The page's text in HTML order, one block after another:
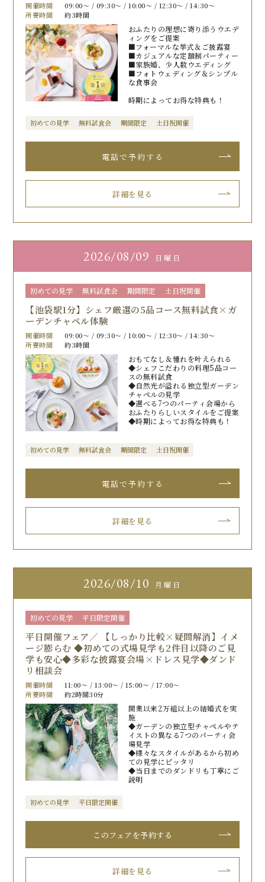
おふたりの理想に寄り添うウエデ
ィングをご提案
■フォーマルな挙式＆ご披露宴
■カジュアルな定額制パーティー
■家族婚、少人数ウエディング
■フォトウェディング＆シンプル
な食事会
時期によってお得な特典も！
初めての見学 無料試食会 期間限定 土日祝開催
開催時間
09:00〜 / 09:30〜 / 10:00〜 / 12:30〜 / 14:30〜
所要時間
約3時間
詳細を見る
2026 08/09 日曜日
初めての見学 無料試食会 期間限定 土日祝開催
【池袋駅1分】シェフ厳選の5品コース無料試食×ガ
ーデンチャペル体験
おもてなし＆憧れを叶えられる
◆シェフこだわりの料理5品コー
スの無料試食
◆自然光が溢れる独立型ガーデン
チャペルの見学
◆選べる7つのパーティ会場から
おふたりらしいスタイルをご提案
◆時期によってお得な特典も！
初めての見学 無料試食会 期間限定 土日祝開催
開催時間
09:00〜 / 09:30〜 / 10:00〜 / 12:30〜 / 14:30〜
所要時間
約3時間
詳細を見る
2026 08/10 月曜日
初めての見学 平日限定開催
平日開催フェア／ 【しっかり比較×疑問解消】イメ
ージ膨らむ ◆初めての式場見学も2件目以降のご見
学も安心◆多彩な披露宴会場×ドレス見学◆ダンド
リ相談会
開業以来2万組以上の結婚式を実
施
◆ガーデンの独立型チャペルやテ
イストの異なる7つのパーティ会
場見学
◆様々なスタイルがあるから初め
ての見学にピッタリ
◆当日までのダンドリも丁寧にご
説明
初めての見学 平日限定開催
開催時間
11:00〜 / 13:00〜 / 15:00〜 / 17:00〜
所要時間
約2時間30分
このフェアを予約する
詳細を見る